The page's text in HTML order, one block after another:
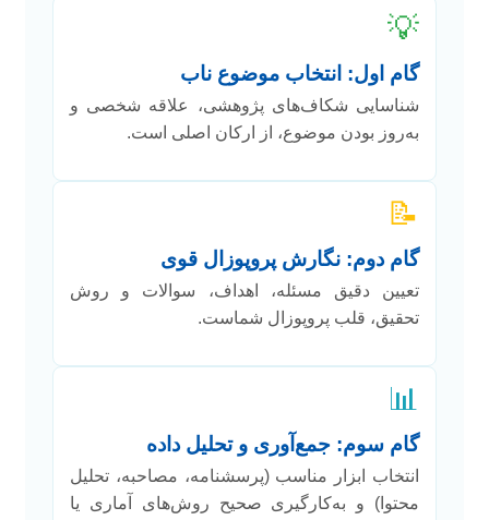
💡
گام اول: انتخاب موضوع ناب
شناسایی شکاف‌های پژوهشی، علاقه شخصی و
به‌روز بودن موضوع، از ارکان اصلی است.
📝
گام دوم: نگارش پروپوزال قوی
تعیین دقیق مسئله، اهداف، سوالات و روش
تحقیق، قلب پروپوزال شماست.
📊
گام سوم: جمع‌آوری و تحلیل داده
انتخاب ابزار مناسب (پرسشنامه، مصاحبه، تحلیل
محتوا) و به‌کارگیری صحیح روش‌های آماری یا